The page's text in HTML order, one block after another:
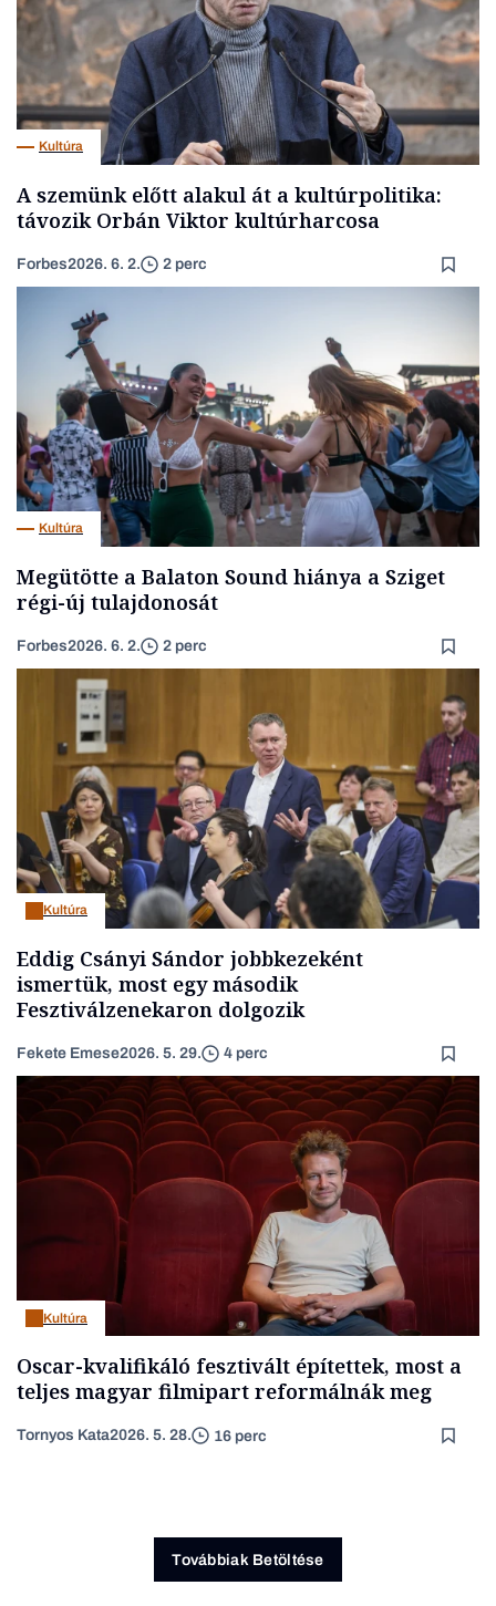
Kultúra
A szemünk előtt alakul át a kultúrpolitika:
távozik Orbán Viktor kultúrharcosa
Forbes2026. 6. 2. 2 perc
Kultúra
Megütötte a Balaton Sound hiánya a Sziget
régi-új tulajdonosát
Forbes2026. 6. 2. 2 perc
Kultúra
Eddig Csányi Sándor jobbkezeként
ismertük, most egy második
Fesztiválzenekaron dolgozik
Fekete Emese2026. 5. 29. 4 perc
Kultúra
Oscar-kvalifikáló fesztivált építettek, most a
teljes magyar filmipart reformálnák meg
Tornyos Kata2026. 5. 28. 16 perc
Továbbiak Betöltése